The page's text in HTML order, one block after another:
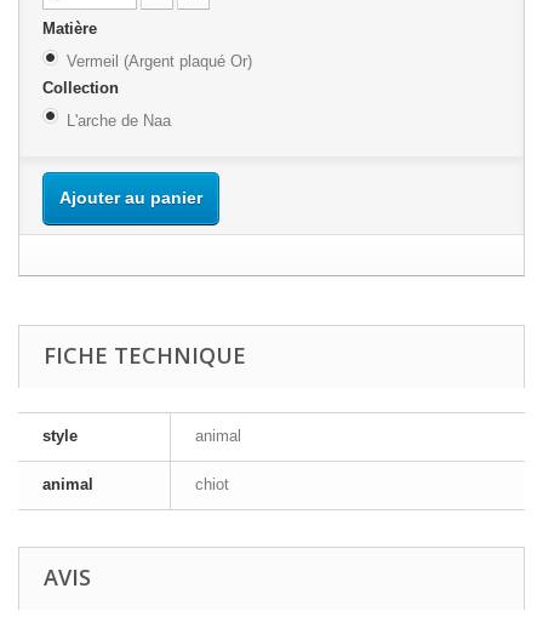
Matière
Vermeil (Argent plaqué Or)
Collection
L'arche de Naa
Ajouter au panier
FICHE TECHNIQUE
style animal
animal chiot
AVIS